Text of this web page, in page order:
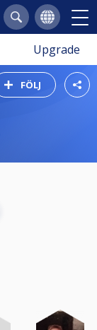
Upgrade
FÖLJ